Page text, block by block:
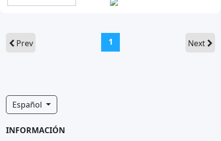
Prev 1 Next
Español
INFORMACIÓN